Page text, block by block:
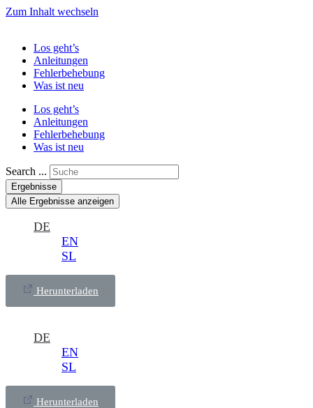
Zum Inhalt wechseln
Los geht’s
Anleitungen
Fehlerbehebung
Was ist neu
Los geht’s
Anleitungen
Fehlerbehebung
Was ist neu
Search ...
Ergebnisse
Alle Ergebnisse anzeigen
DE
EN
SL
Herunterladen
DE
EN
SL
Herunterladen